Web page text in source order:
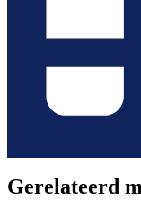
Gerelateerd